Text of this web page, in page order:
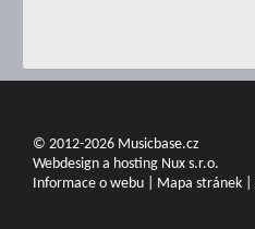
© 2012-2026 Musicbase.cz
Webdesign a hosting Nux s.r.o.
Informace o webu
Mapa stránek